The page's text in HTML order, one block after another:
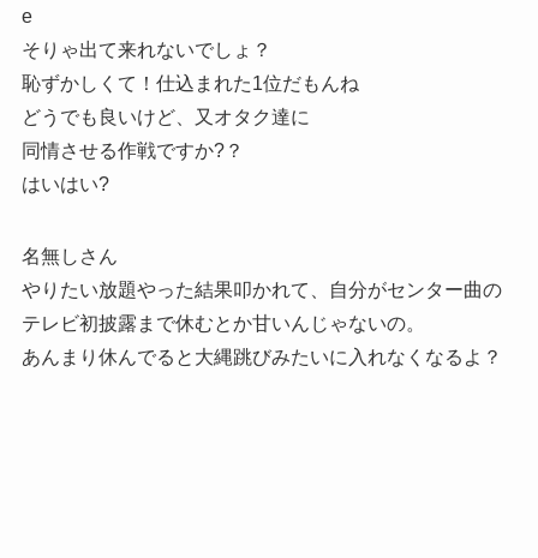
e
そりゃ出て来れないでしょ？
恥ずかしくて！仕込まれた1位だもんね
どうでも良いけど、又オタク達に
同情させる作戦ですか?？
はいはい?
名無しさん
やりたい放題やった結果叩かれて、自分がセンター曲の
テレビ初披露まで休むとか甘いんじゃないの。
あんまり休んでると大縄跳びみたいに入れなくなるよ？